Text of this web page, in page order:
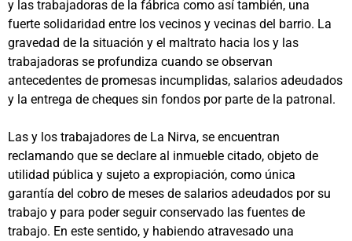
y las trabajadoras de la fábrica como así también, una
fuerte solidaridad entre los vecinos y vecinas del barrio. La
gravedad de la situación y el maltrato hacia los y las
trabajadoras se profundiza cuando se observan
antecedentes de promesas incumplidas, salarios adeudados
y la entrega de cheques sin fondos por parte de la patronal.
Las y los trabajadores de La Nirva, se encuentran
reclamando que se declare al inmueble citado, objeto de
utilidad pública y sujeto a expropiación, como única
garantía del cobro de meses de salarios adeudados por su
trabajo y para poder seguir conservado las fuentes de
trabajo. En este sentido, y habiendo atravesado una